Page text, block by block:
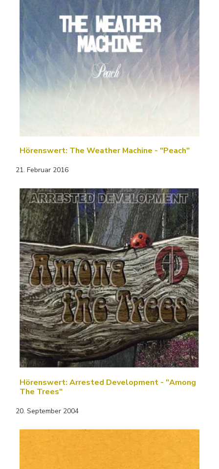
Hörenswert: The Weather Machine - "Peach"
21. Februar 2016
Hörenswert: Arrested Development - "Among
The Trees"
20. September 2004